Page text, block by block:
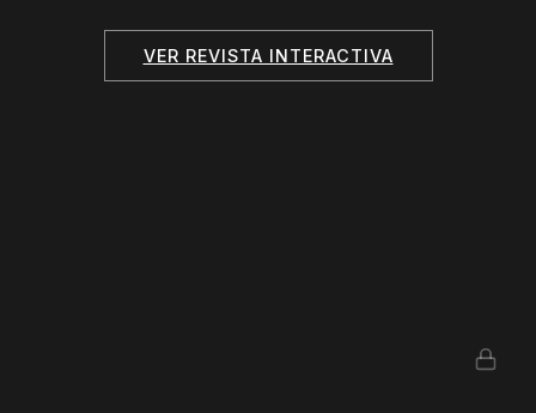
VER REVISTA INTERACTIVA